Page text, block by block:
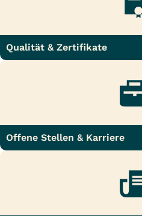
Qualität & Zertifikate
Offene Stellen & Karriere